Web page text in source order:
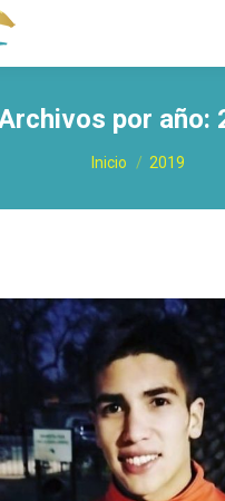
por año:
Estás aquí:
Inicio 2019